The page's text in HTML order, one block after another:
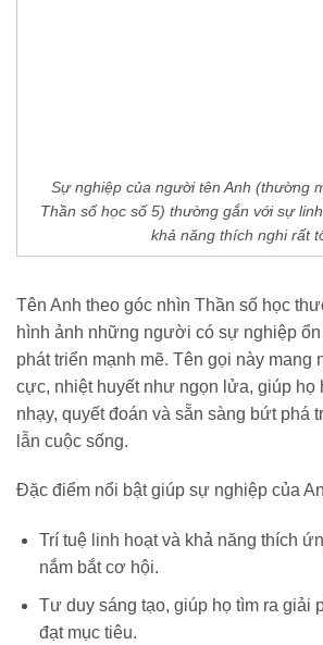
Sự nghiệp của người tên Anh (thường
Thần số học số 5) thường gắn với sự
khả năng thích nghi rất
Tên Anh theo góc nhìn Thần số học
hình ảnh những người có sự nghiệp
phát triển mạnh mẽ. Tên gọi này mang
cực, nhiệt huyết như ngọn lửa, giúp họ
nhạy, quyết đoán và sẵn sàng bứt phá
lẫn cuộc sống.
Đặc điểm nổi bật giúp sự nghiệp của
Trí tuệ linh hoạt và khả năng thích
nắm bắt cơ hội.
Tư duy sáng tạo, giúp họ tìm ra giải
đạt mục tiêu.